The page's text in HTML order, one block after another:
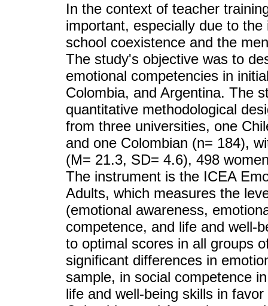
In the context of teacher
important, especially due to
school coexistence and the
The study's objective was to
emotional competencies in
Colombia, and Argentina. The
quantitative methodological
from three universities, one
and one Colombian (n= 184),
(M= 21.3, SD= 4.6), 498
The instrument is the ICEA
Adults, which measures the
(emotional awareness,
competence, and life and well-
to optimal scores in all groups
significant differences in
sample, in social competence
life and well-being skills in